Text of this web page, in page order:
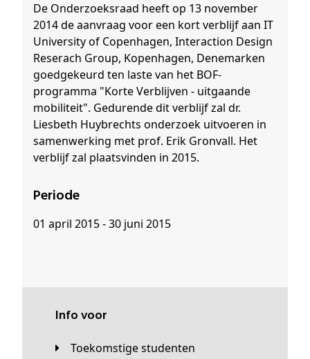
De Onderzoeksraad heeft op 13 november
2014 de aanvraag voor een kort verblijf aan IT
University of Copenhagen, Interaction Design
Reserach Group, Kopenhagen, Denemarken
goedgekeurd ten laste van het BOF-
programma "Korte Verblijven - uitgaande
mobiliteit". Gedurende dit verblijf zal dr.
Liesbeth Huybrechts onderzoek uitvoeren in
samenwerking met prof. Erik Gronvall. Het
verblijf zal plaatsvinden in 2015.
Periode
01 april 2015 - 30 juni 2015
Info voor
Toekomstige studenten